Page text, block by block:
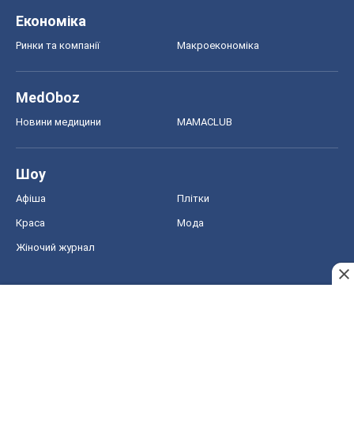
Економіка
Ринки та компанії Макроекономіка
MedOboz
Новини медицини MAMACLUB
Шоу
Афіша Плітки
Краса Мода
Жіночий журнал